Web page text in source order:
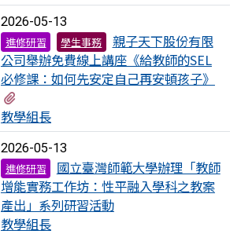
2026-05-13
進修研習 學生事務
親子天下股份有限
公司舉辦免費線上講座《給教師的SEL
必修課：如何先安定自己再安頓孩子》
教學組長
2026-05-13
進修研習
國立臺灣師範大學辦理「教師
增能實務工作坊：性平融入學科之教案
產出」系列研習活動
教學組長